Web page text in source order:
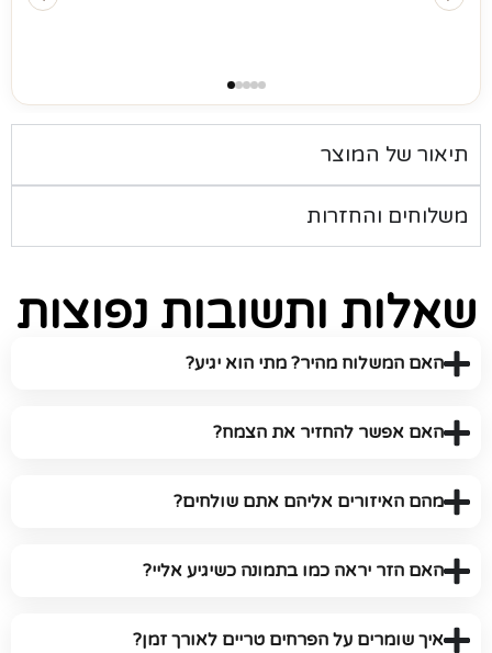
תיאור של המוצר
משלוחים והחזרות
שאלות ותשובות נפוצות
האם המשלוח מהיר? מתי הוא יגיע?
האם אפשר להחזיר את הצמח?
מהם האיזורים אליהם אתם שולחים?
האם הזר יראה כמו בתמונה כשיגיע אליי?
איך שומרים על הפרחים טריים לאורך זמן?